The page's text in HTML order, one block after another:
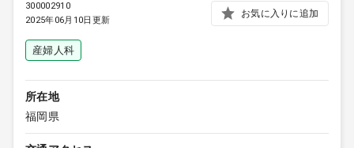
300002910
2025年06月10日更新
お気に入りに追加
産婦人科
所在地
福岡県